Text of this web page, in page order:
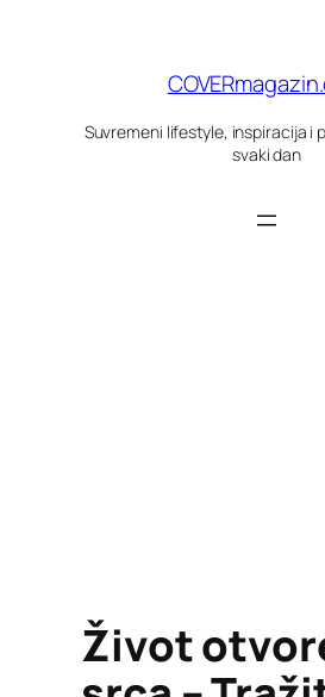
Suvremeni lifestyle, inspiracija i
svaki dan
Život